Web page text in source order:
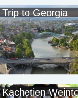
Trip to Georgia
Kachetien